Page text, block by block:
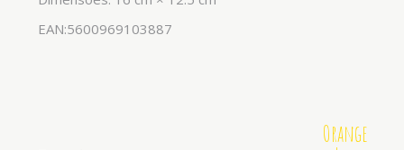
EAN:5600969103887
Orange